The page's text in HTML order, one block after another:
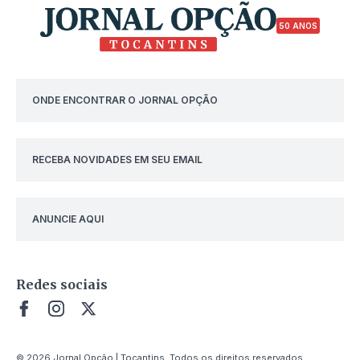
50 ANOS
ONDE ENCONTRAR O JORNAL OPÇÃO
RECEBA NOVIDADES EM SEU EMAIL
ANUNCIE AQUI
Redes sociais